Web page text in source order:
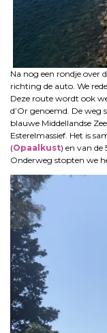
Na nog een rondje over
richting de auto. We
Deze route wordt ook
d’Or genoemd. De weg
blauwe Middellandse
Esterelmassief. Het is
(Opaalkust) en van de
Onderweg stopten we